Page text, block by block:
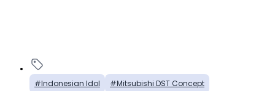
Indonesian Idol
Mitsubishi DST Concept